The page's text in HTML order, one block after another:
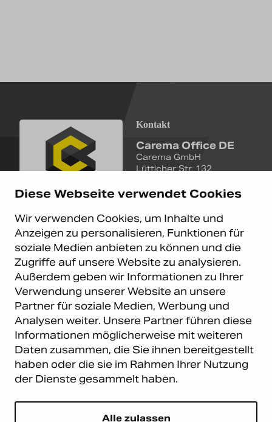
Diese Webseite verwendet Cookies
Wir verwenden Cookies, um Inhalte und
Anzeigen zu personalisieren, Funktionen für
soziale Medien anbieten zu können und die
Zugriffe auf unsere Website zu analysieren.
Außerdem geben wir Informationen zu Ihrer
Verwendung unserer Website an unsere
Partner für soziale Medien, Werbung und
Analysen weiter. Unsere Partner führen diese
Informationen möglicherweise mit weiteren
Daten zusammen, die Sie ihnen bereitgestellt
haben oder die sie im Rahmen Ihrer Nutzung
der Dienste gesammelt haben.
Alle zulassen
Kontakt
Carema Office DE
Carema GmbH
Lütticher Str. 132
+49 (0)211 9367 8390
info@carema.de
© Copyright 2026 Carema
GmbH. Alle Rechte vorbehalten.
Datenschutz|Impressum
Carema Warehouse
Carema Hardware BV
Bohemenstraat 9
8028 SB Zwolle
Niederlande
Kundendienst
Serviceabteilung
Newsletter abonnieren